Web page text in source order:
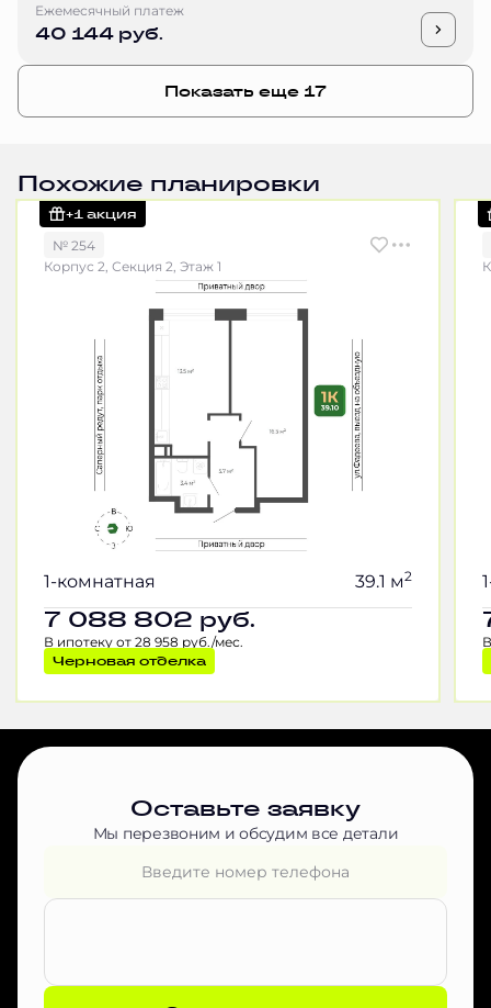
Ежемесячный платеж
40 144 руб.
Показать еще 17
Похожие планировки
+1 акция
№ 254
Корпус 2, Секция 2, Этаж 1
1-комнатная 39.1 м2
7 088 802 руб.
В ипотеку от 28 958 руб./мес.
Черновая отделка
Оставьте заявку
Мы перезвоним и обсудим все детали